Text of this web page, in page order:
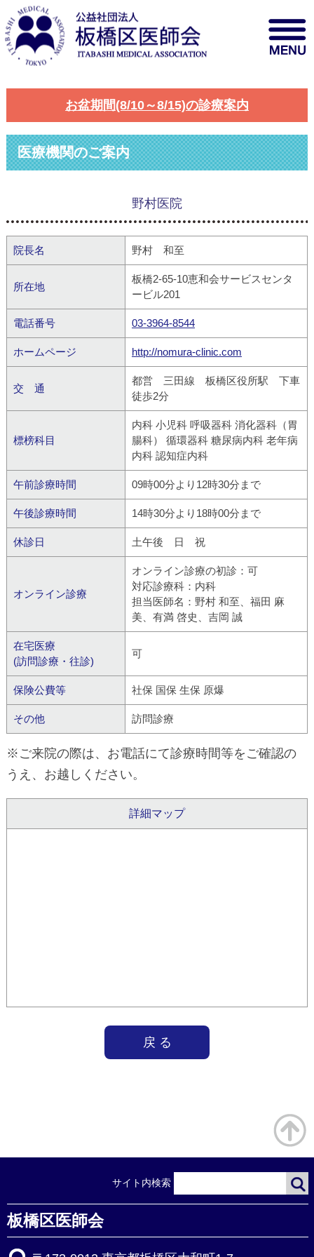
お盆期間(8/10～8/15)の診療案内
医療機関のご案内
野村医院
院長名 野村 和至
所在地
板橋2-65-10恵和会サービスセンタ
ービル201
電話番号 03-3964-8544
ホームページ http://nomura-clinic.com
交 通
都営 三田線 板橋区役所駅 下車
徒歩2分
標榜科目
内科 小児科 呼吸器科 消化器科（胃
腸科） 循環器科 糖尿病内科 老年病
内科 認知症内科
午前診療時間 09時00分より12時30分まで
午後診療時間 14時30分より18時00分まで
休診日 土午後 日 祝
オンライン診療
オンライン診療の初診：可
対応診療科：内科
担当医師名：野村 和至、福田 麻
美、有満 啓史、吉岡 誠
在宅医療
(訪問診療・往診)
可
保険公費等 社保 国保 生保 原爆
その他 訪問診療
※ご来院の際は、お電話にて診療時間等をご確認の
うえ、お越しください。
詳細マップ
戻 る
サイト内検索
板橋区医師会